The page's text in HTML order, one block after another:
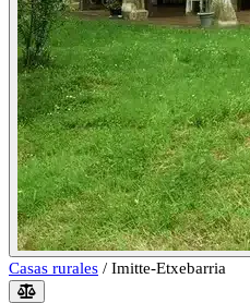
Casas rurales / Imitte-Etxebarria